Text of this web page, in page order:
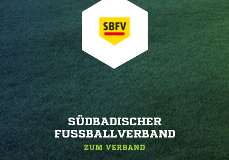
SÜDBADISCHER
FUSSBALLVERBAND
ZUM VERBAND